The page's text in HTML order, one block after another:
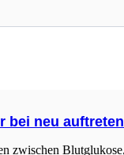
bei neu
zwischen